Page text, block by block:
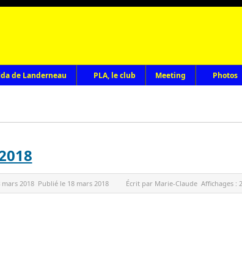
de Landerneau PLA, le club Meeting Photos
mars 2018 Publié le 18 mars 2018 Écrit par Marie-Claude Affichages :